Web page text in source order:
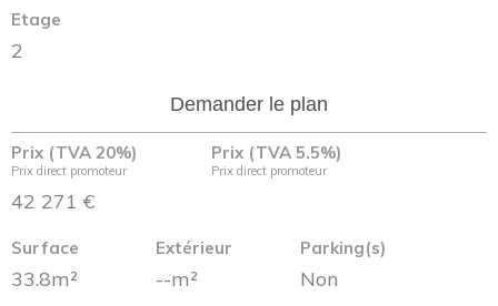
Etage
2
Demander le plan
Prix (TVA 20%)
Prix direct promoteur
42 271 €
Prix (TVA 5.5%)
Prix direct promoteur
Surface
33.8m²
Extérieur
--m²
Parking(s)
Non